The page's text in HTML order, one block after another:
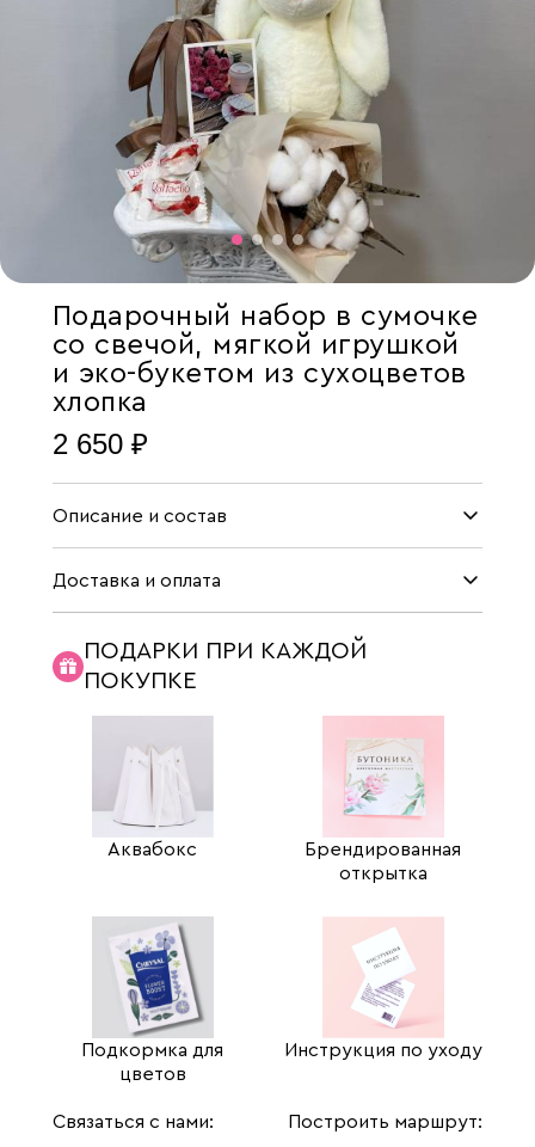
Подарочный набор в сумочке
со свечой, мягкой игрушкой
и эко-букетом из сухоцветов
хлопка
2 650 ₽
Описание и состав
Доставка и оплата
ПОДАРКИ ПРИ КАЖДОЙ
ПОКУПКЕ
Аквабокс
Брендированная
открытка
Подкормка для
цветов
Инструкция по уходу
Связаться с нами: Построить маршрут: